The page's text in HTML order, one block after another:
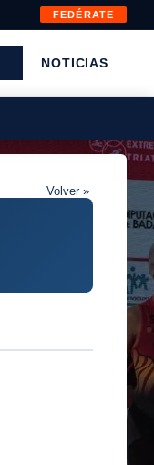
FEDÉRATE
NOTICIAS
Volver »